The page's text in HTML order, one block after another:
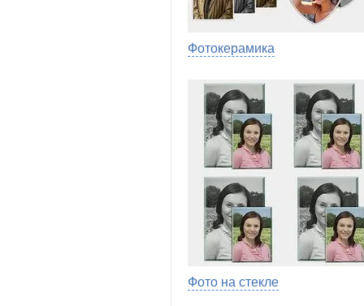
Фотокерамика
Фото на стекле